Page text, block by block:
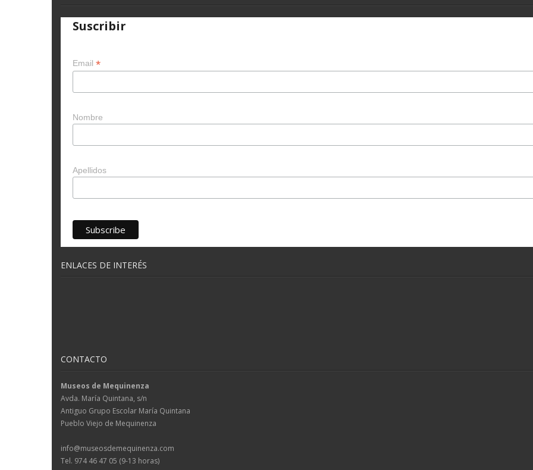
Suscribir
Email *
Nombre
Apellidos
ENLACES DE INTERÉS
CONTACTO
Museos de Mequinenza
Avda. María Quintana, s/n
Antiguo Grupo Escolar María Quintana
Pueblo Viejo de Mequinenza
info@museosdemequinenza.com
Tel. 974 46 47 05 (9-13 horas)